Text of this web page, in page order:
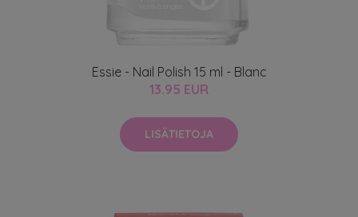
Essie - Nail Polish 15 ml - Blanc
13.95 EUR
LISÄTIETOJA